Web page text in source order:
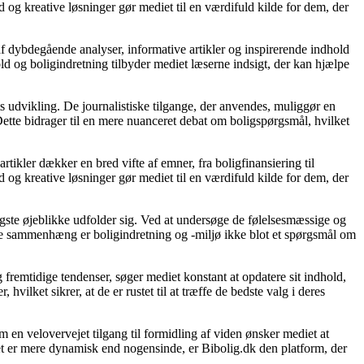
og kreative løsninger gør mediet til en værdifuld kilde for dem, der
analyser, informative artikler og inspirerende indhold
og boligindretning tilbyder mediet læserne indsigt, der kan hjælpe
De journalistiske tilgange, der anvendes, muliggør en
bidrager til en mere nuanceret debat om boligspørgsmål, hvilket
dækker en bred vifte af emner, fra boligfinansiering til
og kreative løsninger gør mediet til en værdifuld kilde for dem, der
øjeblikke udfolder sig. Ved at undersøge de følelsesmæssige og
er boligindretning og -miljø ikke blot et spørgsmål om
tendenser, søger mediet konstant at opdatere sit indhold,
hvilket sikrer, at de er rustet til at træffe de bedste valg i deres
en velovervejet tilgang til formidling af viden ønsker mediet at
mere dynamisk end nogensinde, er Bibolig.dk den platform, der